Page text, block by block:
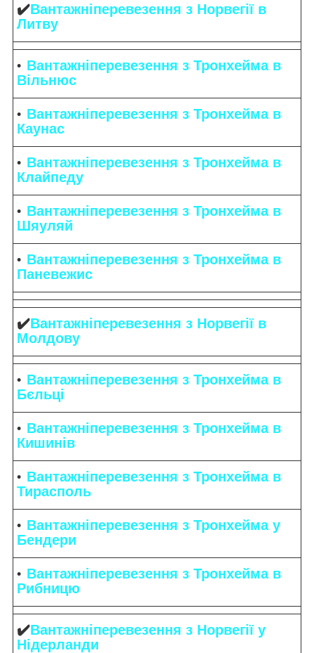
✔️Вантажніперевезення з Норвегії в
Литву
Вантажніперевезення з Тронхейма в
Вільнюс
Вантажніперевезення з Тронхейма в
Каунас
Вантажніперевезення з Тронхейма в
Клайпеду
Вантажніперевезення з Тронхейма в
Шяуляй
Вантажніперевезення з Тронхейма в
Паневежис
✔️Вантажніперевезення з Норвегії в
Молдову
Вантажніперевезення з Тронхейма в
Бєльці
Вантажніперевезення з Тронхейма в
Кишинів
Вантажніперевезення з Тронхейма в
Тирасполь
Вантажніперевезення з Тронхейма у
Бендери
Вантажніперевезення з Тронхейма в
Рибницю
✔️Вантажніперевезення з Норвегії у
Нідерланди